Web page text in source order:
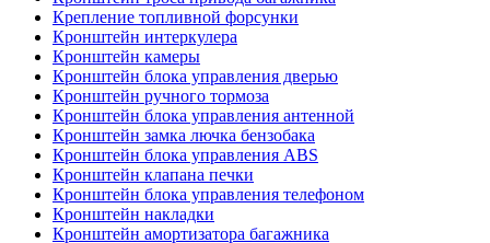
Крепление топливной форсунки
Кронштейн интеркулера
Кронштейн камеры
Кронштейн блока управления дверью
Кронштейн ручного тормоза
Кронштейн блока управления антенной
Кронштейн замка лючка бензобака
Кронштейн блока управления ABS
Кронштейн клапана печки
Кронштейн блока управления телефоном
Кронштейн накладки
Кронштейн амортизатора багажника